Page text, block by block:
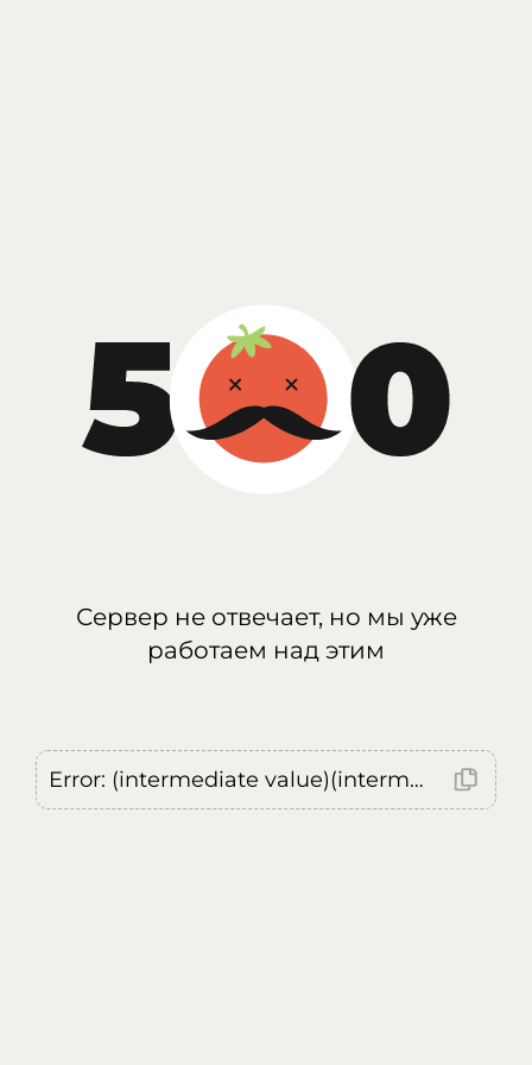
Сервер не отвечает, но мы уже
работаем над этим
Error: (intermediate value)(intermediate value)(intermediate value).replaceAll is not a function